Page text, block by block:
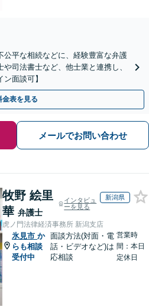
公平な相続などに、経験豊富な弁護
司法書士など、他士業と連携し、
面談可】
金表を見る
メールでお問い合わせ
牧野 絵里
華 弁護士
インタビュ
ーを見る
新潟県
虎ノ門法律経済事務所 新潟支店
氷見市 か
らも相談
受付中
面談方法(対面・電
話・ビデオなど)は
応相談
営業時
間：本日
定休日